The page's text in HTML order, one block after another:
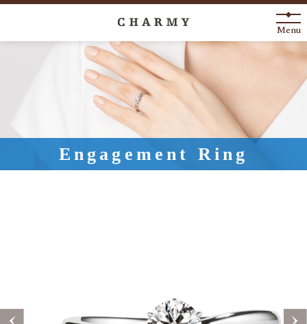
New Arrival
About
Engagement Ring
Marriage Ring
Sustainability Voice Catalog Contact
Menu
Engagement Ring